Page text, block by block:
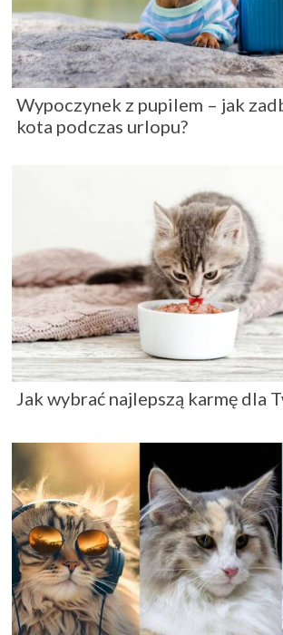
Wypoczynek z pupilem – jak
kota podczas urlopu?
Jak wybrać najlepszą karmę dla